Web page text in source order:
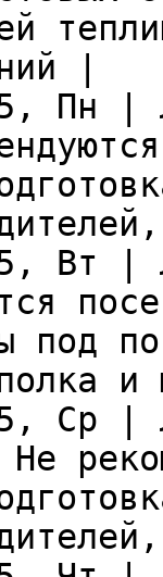
|
Пн |
Вт |
под
и
Ср |